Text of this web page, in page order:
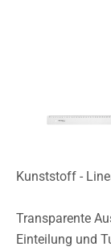
Kunststoff -
Transparente
Einteilung und